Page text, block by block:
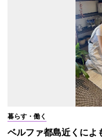
暮らす・働く
ベルファ都島近くに